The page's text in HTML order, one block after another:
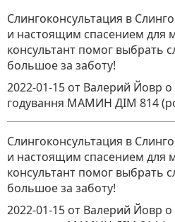
Слингоконсультация в
и настоящим спасением для
консультант помог выбрать
большое за заботу!
2022-01-15 от Валерий Йовр о
годування МАМИН ДІМ 814
Слингоконсультация в
и настоящим спасением для
консультант помог выбрать
большое за заботу!
2022-01-15 от Валерий Йовр о